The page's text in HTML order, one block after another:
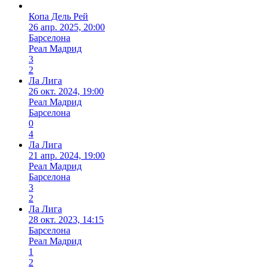
Копа Дель Рей
26 апр. 2025, 20:00
Барселона
Реал Мадрид
3
2
Ла Лига
26 окт. 2024, 19:00
Реал Мадрид
Барселона
0
4
Ла Лига
21 апр. 2024, 19:00
Реал Мадрид
Барселона
3
2
Ла Лига
28 окт. 2023, 14:15
Барселона
Реал Мадрид
1
2